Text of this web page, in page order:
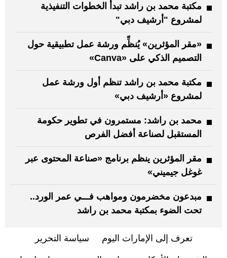
مكتبة محمد بن راشد تبدأ الخطوات التنفيذية
لمشروع "أرشيف دبي"
«مقر المؤثرين» يُنظِّم ورشة عمل تطبيقية حول
التصميم الذكي على «Canva»
مكتبة محمد بن راشد تنظم أول ورشة عمل
لمشروع «أرشيف دبي»
محمد بن راشد: مستمرون في تطوير حكومة
المستقبل لصناعة أفضل الفرص
مقر المؤثرين ينظم برنامج «صناعة المحتوى عبر
غوغل جيميني»
مبدعون مخضرمون ومواهب فـــي عمر الورد..
تحت الضوء بمكتبة محمد بن راشد
تعرف إلى الإمارات اليوم سياسة التحرير